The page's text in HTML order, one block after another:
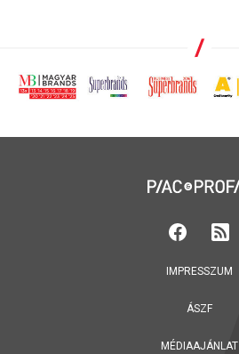
IMPRESSZUM
ÁSZF
MÉDIAAJÁNLAT